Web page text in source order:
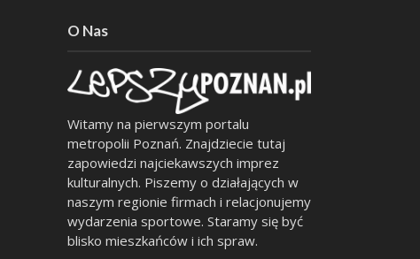
O Nas
Witamy na pierwszym portalu
metropolii Poznań. Znajdziecie tutaj
zapowiedzi najciekawszych imprez
kulturalnych. Piszemy o działających w
naszym regionie firmach i relacjonujemy
wydarzenia sportowe. Staramy się być
blisko mieszkańców i ich spraw.